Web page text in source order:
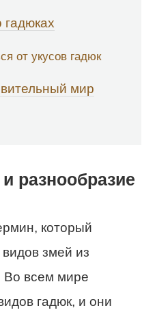
от укусов гадюк
мир
разнообразие
который
змей из
Во всем мире
гадюк, и они